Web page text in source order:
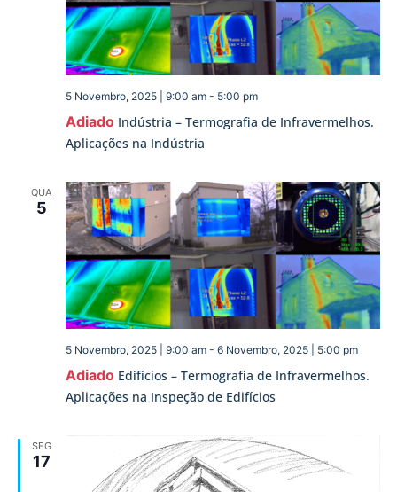
Adiado Indústria – Termografia de Infravermelhos.
Aplicações na Indústria
5 Novembro, 2025 | 9:00 am- 5:00 pm
QUA
5
Adiado Edifícios – Termografia de Infravermelhos.
Aplicações na Inspeção de Edifícios
5 Novembro, 2025 | 9:00 am- 6 Novembro, 2025 | 5:00 pm
SEG
17